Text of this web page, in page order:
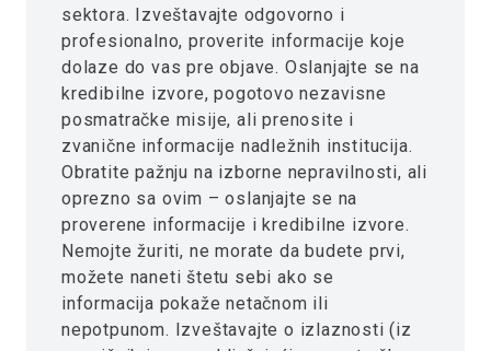
sektora. Izveštavajte odgovorno i
profesionalno, proverite informacije koje
dolaze do vas pre objave. Oslanjajte se na
kredibilne izvore, pogotovo nezavisne
posmatračke misije, ali prenosite i
zvanične informacije nadležnih institucija.
Obratite pažnju na izborne nepravilnosti, ali
oprezno sa ovim – oslanjajte se na
proverene informacije i kredibilne izvore.
Nemojte žuriti, ne morate da budete prvi,
možete naneti štetu sebi ako se
informacija pokaže netačnom ili
nepotpunom. Izveštavajte o izlaznosti (iz